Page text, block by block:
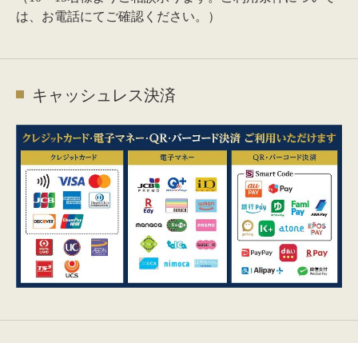
は、お電話にてご確認ください。）
キャッシュレス決済